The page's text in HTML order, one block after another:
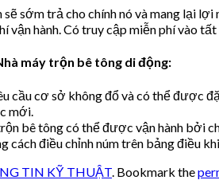
sớm trả cho chính nó và mang lại
vận hành. Có truy cập miễn phí vào
máy trộn bê tông di động:
cầu cơ sở không đổ và có thể được
mới.
bê tông có thể được vận hành bởi
cách điều chỉnh núm trên bảng điều
TIN KỸ THUẬT . Bookmark the